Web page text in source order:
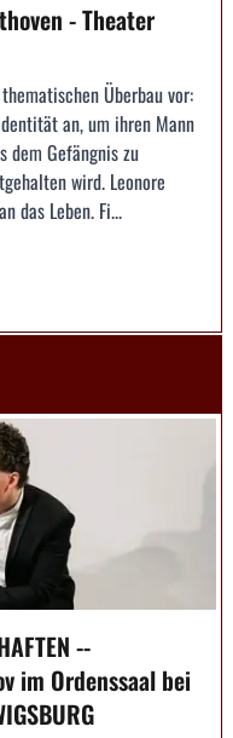
- Theater
Überbau vor:
an, um ihren Mann
dem Gefängnis zu
wird. Leonore
das Leben. Fi...
--
im Ordenssaal bei